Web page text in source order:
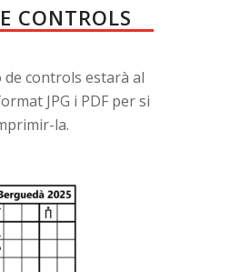
CONTROLS
de controls estarà al
JPG i PDF per si
la.